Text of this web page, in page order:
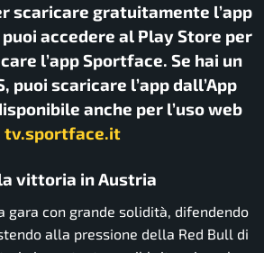
scaricare gratuitamente l’app
accedere al Play Store per
l’app Sportface. Se hai un
puoi scaricare l’app dall’App
anche per l’uso web
tv.sportface.it
vittoria in Austria
gara con grande solidità, difendendo
alla pressione della Red Bull di